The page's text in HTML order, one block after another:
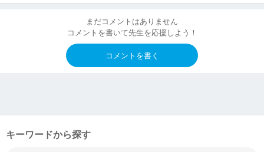
まだコメントはありません
コメントを書いて先生を応援しよう！
コメントを書く
キーワードから探す